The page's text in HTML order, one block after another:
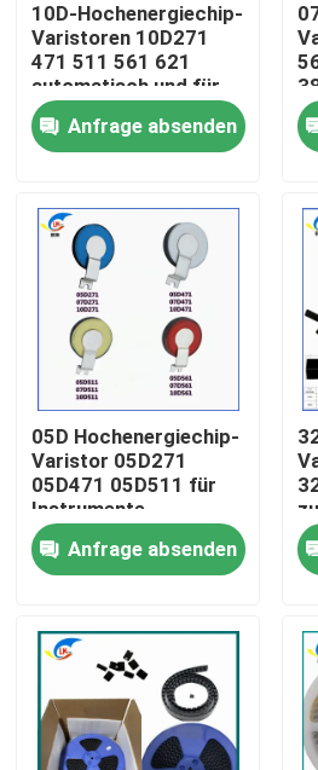
Zu Hause
Produkte
Videos
Über uns
Werksbesichtigung
Qualitätskontrolle
Kontakt mit uns
Rechtssachen
Ptc-Thermistor
10D-Hochenergiechip-
Varistoren 10D271
471 511 561 621
automatisch und für
LED
Anfrage absenden
05D Hochenergiechip-
Varistor 05D271
05D471 05D511 für
Instrumente
Anfrage absenden
von